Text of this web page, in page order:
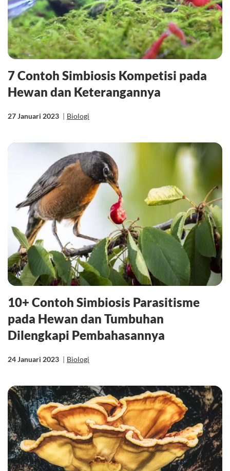
7 Contoh Simbiosis Kompetisi pada
Hewan dan Keterangannya
27 Januari 2023 | Biologi
10+ Contoh Simbiosis Parasitisme
pada Hewan dan Tumbuhan
Dilengkapi Pembahasannya
24 Januari 2023 | Biologi